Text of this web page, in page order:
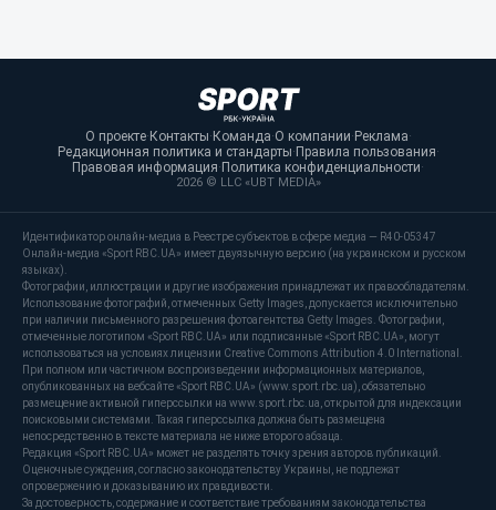
О проекте·Контакты·Команда·О компании·Реклама·
Редакционная политика и стандарты·Правила пользования·
Правовая информация·Политика конфиденциальности·
2026 © LLC «UBT MEDIA»
Идентификатор онлайн-медиа в Реестре субъектов в сфере медиа — R40-05347
Онлайн-медиа «Sport RBC.UA» имеет двуязычную версию (на украинском и русском
языках).
Фотографии, иллюстрации и другие изображения принадлежат их правообладателям.
Использование фотографий, отмеченных Getty Images, допускается исключительно
при наличии письменного разрешения фотоагентства Getty Images. Фотографии,
отмеченные логотипом «Sport RBC.UA» или подписанные «Sport RBC.UA», могут
использоваться на условиях лицензии Creative Commons Attribution 4.0 International.
При полном или частичном воспроизведении информационных материалов,
опубликованных на вебсайте «Sport RBC.UA» (www.sport.rbc.ua), обязательно
размещение активной гиперссылки на www.sport.rbc.ua, открытой для индексации
поисковыми системами. Такая гиперссылка должна быть размещена
непосредственно в тексте материала не ниже второго абзаца.
Редакция «Sport RBC.UA» может не разделять точку зрения авторов публикаций.
Оценочные суждения, согласно законодательству Украины, не подлежат
опровержению и доказыванию их правдивости.
За достоверность, содержание и соответствие требованиям законодательства